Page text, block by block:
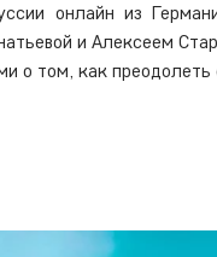
онлайн из
и Алексеем
о том, как преодолеть